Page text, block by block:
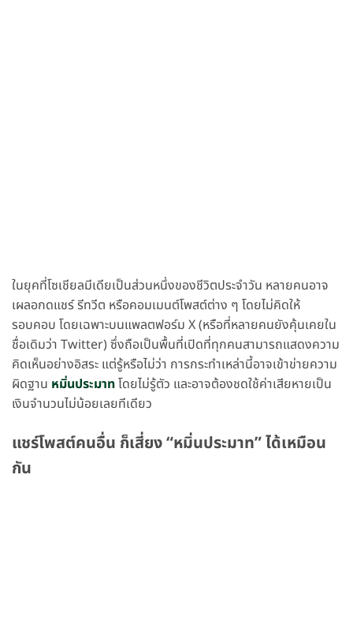
ในยุคที่โซเชียลมีเดียเป็นส่วนหนึ่งของชีวิตประจำวัน หลายคนอาจ
เผลอกดแชร์ รีทวีต หรือคอมเมนต์โพสต์ต่าง ๆ โดยไม่คิดให้
รอบคอบ โดยเฉพาะบนแพลตฟอร์ม X (หรือที่หลายคนยังคุ้นเคยใน
ชื่อเดิมว่า Twitter) ซึ่งถือเป็นพื้นที่เปิดที่ทุกคนสามารถแสดงความ
คิดเห็นอย่างอิสระ แต่รู้หรือไม่ว่า การกระทำเหล่านี้อาจเข้าข่ายความ
ผิดฐาน หมิ่นประมาทโดยไม่รู้ตัว และอาจต้องชดใช้ค่าเสียหายเป็น
เงินจำนวนไม่น้อยเลยทีเดียว
แชร์โพสต์คนอื่น ก็เสี่ยง “หมิ่นประมาท” ได้เหมือน
กัน